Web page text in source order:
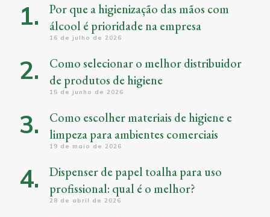
Por que a higienização das mãos com
álcool é prioridade na empresa
16 de julho de 2026
Como selecionar o melhor distribuidor
de produtos de higiene
15 de junho de 2026
Como escolher materiais de higiene e
limpeza para ambientes comerciais
19 de maio de 2026
Dispenser de papel toalha para uso
profissional: qual é o melhor?
28 de abril de 2026